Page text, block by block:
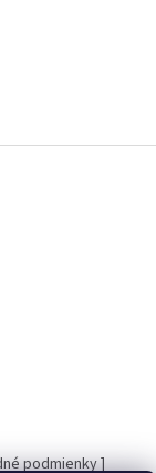
podmienky ]